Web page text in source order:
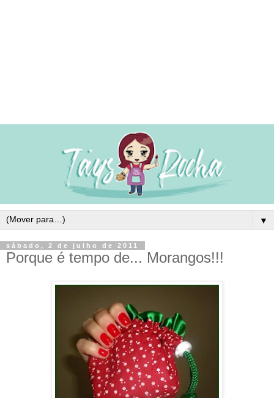
▼
sábado, 2 de julho de 2011
Porque é tempo de... Morangos!!!